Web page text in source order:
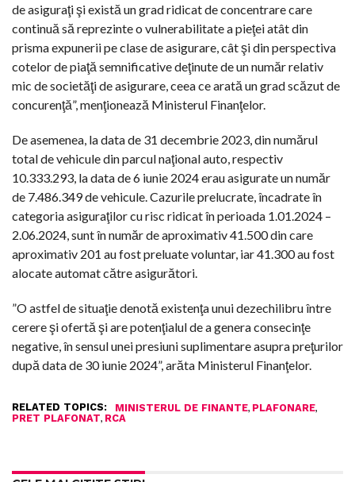
de asiguraţi şi există un grad ridicat de concentrare care
continuă să reprezinte o vulnerabilitate a pieţei atât din
prisma expunerii pe clase de asigurare, cât şi din perspectiva
cotelor de piaţă semnificative deţinute de un număr relativ
mic de societăţi de asigurare, ceea ce arată un grad scăzut de
concurenţă”, menţionează Ministerul Finanţelor.
De asemenea, la data de 31 decembrie 2023, din numărul
total de vehicule din parcul naţional auto, respectiv
10.333.293, la data de 6 iunie 2024 erau asigurate un număr
de 7.486.349 de vehicule. Cazurile prelucrate, încadrate în
categoria asiguraţilor cu risc ridicat în perioada 1.01.2024 –
2.06.2024, sunt în număr de aproximativ 41.500 din care
aproximativ 201 au fost preluate voluntar, iar 41.300 au fost
alocate automat către asigurători.
”O astfel de situaţie denotă existenţa unui dezechilibru între
cerere şi ofertă şi are potenţialul de a genera consecinţe
negative, în sensul unei presiuni suplimentare asupra preţurilor
după data de 30 iunie 2024”, arăta Ministerul Finanţelor.
RELATED TOPICS: MINISTERUL DE FINANTE, PLAFONARE,
PRET PLAFONAT, RCA